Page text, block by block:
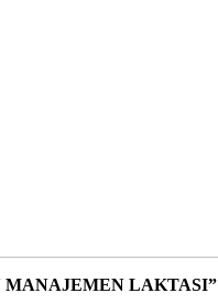
MANAJEMEN LAKTASI”